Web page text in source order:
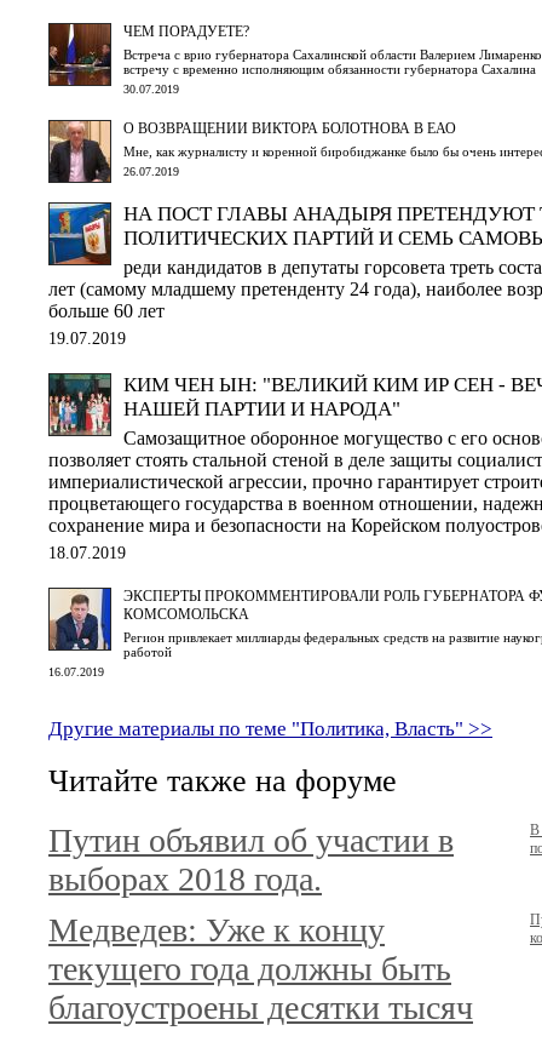
ЧЕМ ПОРАДУЕТЕ?
Встреча с врио губернатора Сахалинской области Валерием
встречу с временно исполняющим обязанности губернатора Сахалина
30.07.2019
О ВОЗВРАЩЕНИИ ВИКТОРА БОЛОТНОВА В ЕАО
Мне, как журналисту и коренной биробиджанке было бы очень
26.07.2019
НА ПОСТ ГЛАВЫ АНАДЫРЯ ПРЕТЕНДУЮТ
ПОЛИТИЧЕСКИХ ПАРТИЙ И СЕМЬ
реди кандидатов в депутаты горсовета треть
лет (самому младшему претенденту 24 года), наиболее
больше 60 лет
19.07.2019
КИМ ЧЕН ЫН: "ВЕЛИКИЙ КИМ ИР СЕН -
НАШЕЙ ПАРТИИ И НАРОДА"
Самозащитное оборонное могущество с его
позволяет стоять стальной стеной в деле защиты
империалистической агрессии, прочно гарантирует
процветающего государства в военном отношении,
сохранение мира и безопасности на Корейском
18.07.2019
ЭКСПЕРТЫ ПРОКОММЕНТИРОВАЛИ РОЛЬ ГУБЕРНАТОРА
КОМСОМОЛЬСКА
Регион привлекает миллиарды федеральных средств на развитие
работой
16.07.2019
Другие материалы по теме "Политика, Власть" >>
Читайте также на форуме
Путин объявил об участии в
выборах 2018 года.
В
Медведев: Уже к концу
текущего года должны быть
благоустроены десятки тысяч